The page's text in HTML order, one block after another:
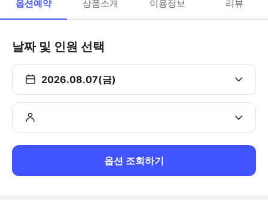
옵션예약 상품소개 이용정보 리뷰
날짜 및 인원 선택
2026.08.07(금)
옵션 조회하기